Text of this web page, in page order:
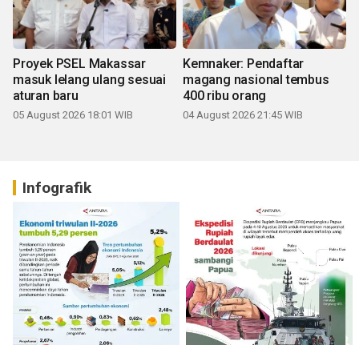
Proyek PSEL Makassar
masuk lelang ulang sesuai
aturan baru
05 August 2026 18:01 WIB
Kemnaker: Pendaftar
magang nasional tembus
400 ribu orang
04 August 2026 21:45 WIB
Infografik